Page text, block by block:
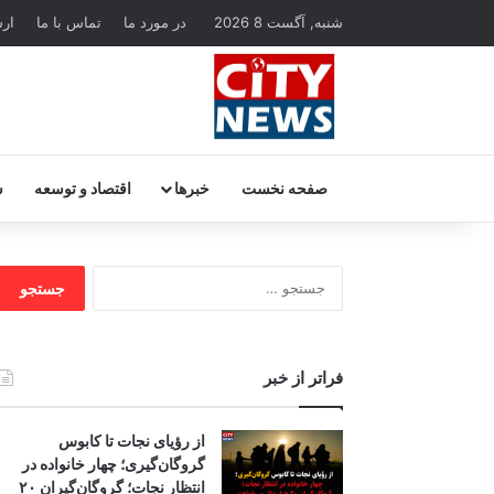
شنبه, آگست 8 2026 در مورد ما تماس با ما
صفحه نخست خبرها اقتصاد و توسعه
برای:
فراتر از خبر
از رؤیای نجات تا کابوس
گروگان‌گیری؛ چهار خانواده در
انتظار نجات؛ گروگان‌گیران ۲۰